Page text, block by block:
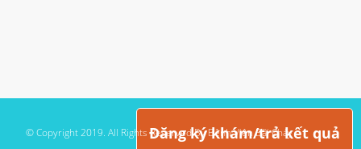
Đăng ký khám/trả kết quả
© Copyright 2019. All Rights Reserved By Bệnh Viện Bãi Cháy